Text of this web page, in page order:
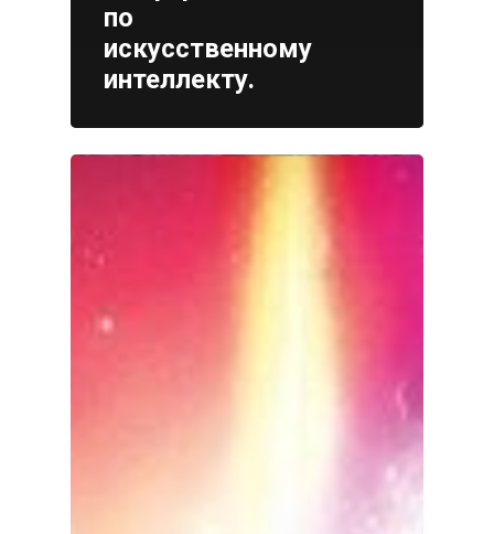
по
искусственному
интеллекту.